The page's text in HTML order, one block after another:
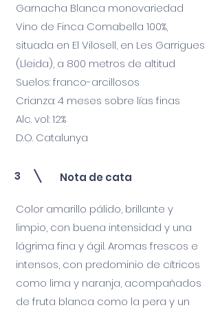
Garnacha Blanca monovariedad
Vino de Finca Comabella 100%,
situada en El Vilosell, en Les Garrigues
(Lleida), a 800 metros de altitud
Suelos: franco-arcillosos
Crianza: 4 meses sobre lías finas
Alc. vol: 12%
D.O. Catalunya
3 Nota de cata
Color amarillo pálido, brillante y
limpio, con buena intensidad y una
lágrima fina y ágil. Aromas frescos e
intensos, con predominio de cítricos
como lima y naranja, acompañados
de fruta blanca como la pera y un